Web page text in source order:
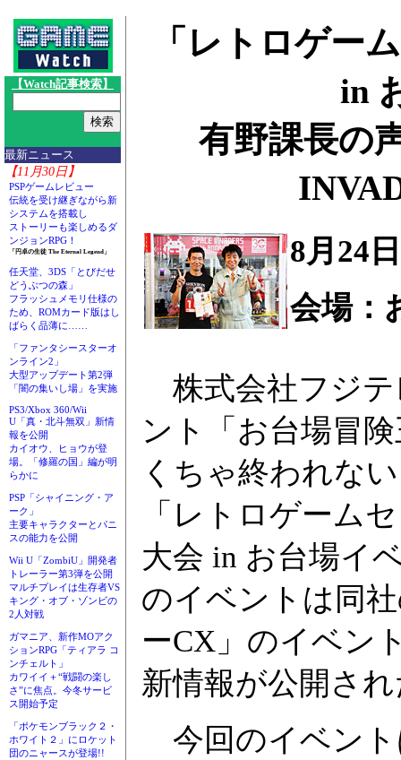
【Watch記事検索】
最新ニュース
【11月30日】
PSPゲームレビュー
伝統を受け継ぎながら新
システムを搭載し
ストーリーも楽しめるダ
ンジョンRPG！
「円卓の生徒 The Eternal Legend」
任天堂、3DS「とびだせ
どうぶつの森」
フラッシュメモリ仕様の
ため、ROMカード版はし
ばらく品薄に……
「ファンタシースターオ
ンライン2」
大型アップデート第2弾
「闇の集いし場」を実施
PS3/Xbox 360/Wii
U「真・北斗無双」新情
報を公開
カイオウ、ヒョウが登
場。「修羅の国」編が明
らかに
PSP「シャイニング・ア
ーク」
主要キャラクターとパニ
スの能力を公開
Wii U「ZombiU」開発者
トレーラー第3弾を公開
マルチプレイは生存者VS
キング・オブ・ゾンビの
2人対戦
ガマニア、新作MOアク
ションRPG「ティアラ コ
ンチェルト」
カワイイ＋“戦闘の楽し
さ”に焦点。今冬サービ
ス開始予定
「ポケモンブラック２・
ホワイト２」にロケット
団のニャースが登場!!
「レトロゲー
in
有野課長の
8月24
会場：
株式会社フジテ
ント「お台場冒
くちゃ終われな
「レトロゲーム
大会 in お台場イ
のイベントは同
ーCX」のイベン
新情報が公開さ
今回のイベント